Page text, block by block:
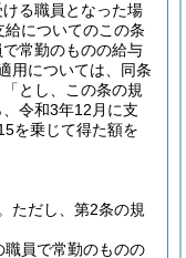
る職員となった場
についてのこの条
常勤のものの給与
用については、同条
とし、この条の規
令和3年12月に支
を乗じて得た額を
ただし、第2条の規
員で常勤のものの